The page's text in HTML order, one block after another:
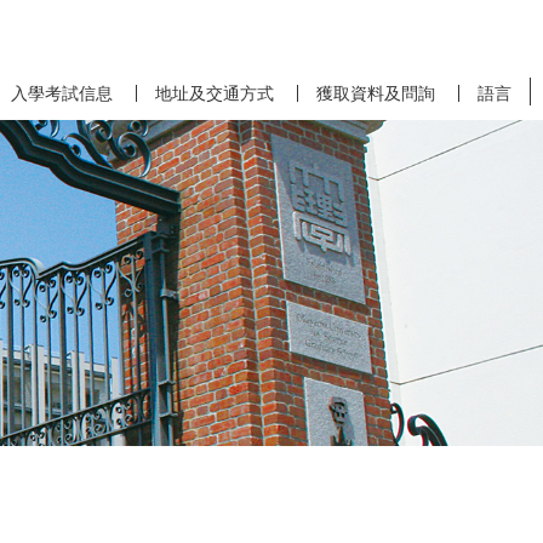
入學考試信息 地址及交通方式 獲取資料及問詢 語言